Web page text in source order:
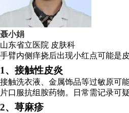
聂小娟
山东省立医院 皮肤科
手臂内侧痒挠后出现小红点可能是
1、接触性皮炎
接触洗衣液、金属饰品等过敏原可
片口服抗组胺药物。日常需记录可
2、荨麻疹